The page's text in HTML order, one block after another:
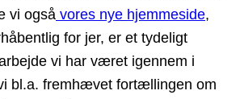
vi også vores nye hjemmeside,
for jer, er et tydeligt
vi har været igennem i
bl.a. fremhævet fortællingen om